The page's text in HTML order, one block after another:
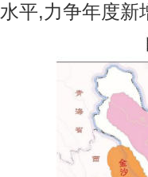
水平,力争年度新